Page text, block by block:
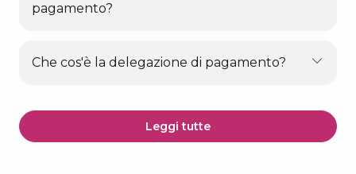
pagamento?
Che cos'è la delegazione di pagamento?
Leggi tutte